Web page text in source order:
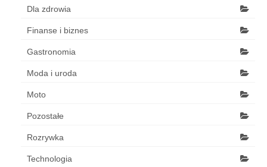
Dla zdrowia
Finanse i biznes
Gastronomia
Moda i uroda
Moto
Pozostałe
Rozrywka
Technologia